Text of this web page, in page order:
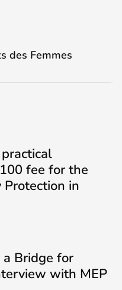
des Femmes
fee for the
in
Bridge for
with MEP